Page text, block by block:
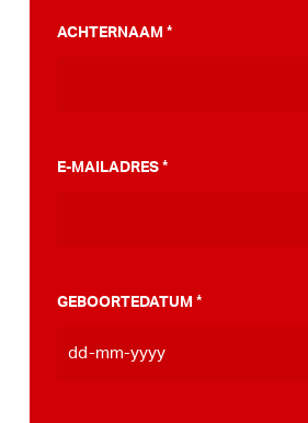
ACHTERNAAM *
E-MAILADRES *
GEBOORTEDATUM *